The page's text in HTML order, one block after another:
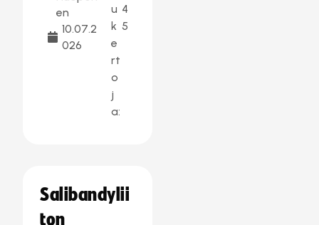
en
10.07.2
026
u
k
e
rt
o
j
a:
4
5
Salibandylii
ton